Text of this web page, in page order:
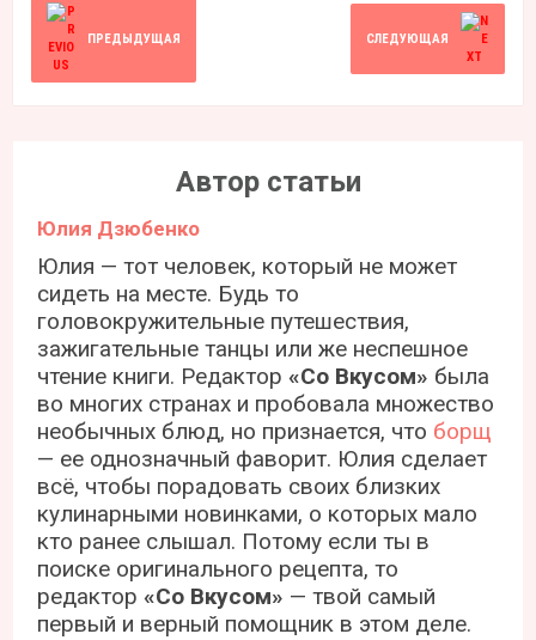
ПРЕДЫДУЩАЯ СЛЕДУЮЩАЯ
Автор статьи
Юлия Дзюбенко
Юлия — тот человек, который не может
сидеть на месте. Будь то
головокружительные путешествия,
зажигательные танцы или же неспешное
чтение книги. Редактор«Со Вкусом» была
во многих странах и пробовала множество
необычных блюд, но признается, что борщ
— ее однозначный фаворит. Юлия сделает
всё, чтобы порадовать своих близких
кулинарными новинками, о которых мало
кто ранее слышал. Потому если ты в
поиске оригинального рецепта, то
редактор«Со Вкусом» — твой самый
первый и верный помощник в этом деле.